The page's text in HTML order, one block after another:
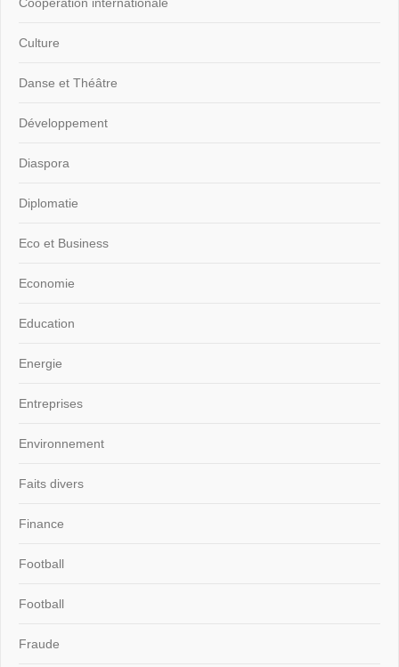
Coopération internationale
Culture
Danse et Théâtre
Développement
Diaspora
Diplomatie
Eco et Business
Economie
Education
Energie
Entreprises
Environnement
Faits divers
Finance
Football
Football
Fraude